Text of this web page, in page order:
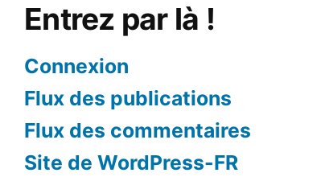
Entrez par là !
Connexion
Flux des publications
Flux des commentaires
Site de WordPress-FR